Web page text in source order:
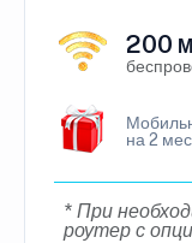
200
на 2
* При
роутер с